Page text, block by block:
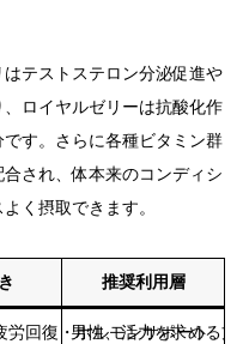
テストステロン分泌促進や
ロイヤルゼリーは抗酸化作
す。さらに各種ビタミン群
され、体本来のコンディシ
く摂取できます。
推奨利用層
労回復・ホルモンサポート
男性、活力を求める方